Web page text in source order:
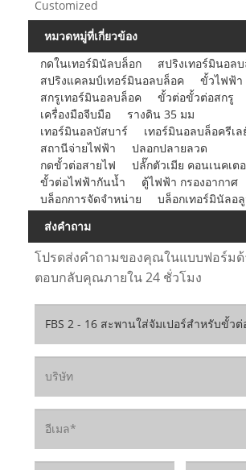
Customized
หมวดหมู่ที่เกี่ยวข้อง
กดในเทอร์มินัลบล็อก
สปริงเทอร์มินอล
สปริงแคลมป์เทอร์มินอลบล็อค
ขั้วไฟฟ้า
สกรูเทอร์มินอลบล็อค
ขั้วต่อขั้วต่อสกรู
เครื่องมือจีบมือ
รางดิน 35 มม
เทอร์มินอลบัสบาร์
เทอร์มินอลบล็อครีเล
สถานีจ่ายไฟฟ้า
ปลอกปลายลวด
กดขั้วต่อสายไฟ
ปลั๊กตัวเมีย คอนเนคเต
ขั้วต่อไฟฟ้ากันน้ำ
ตู้ไฟฟ้า กรองอากาศ
บล็อกการจัดจำหน่าย
บล็อกเทอร์มินัลอ
ส่งคำถาม
โปรดส่งคำถามของคุณในแบบฟอร์มด้
ตอบกลับคุณภายใน 24 ชั่วโมง